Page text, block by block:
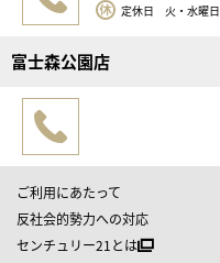
定休日 火・水曜日
富士森公園店
ご利用にあたって
反社会的勢力への対応
センチュリー21とは